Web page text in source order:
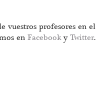
vuestros profesores en el
en FacebookyTwitter.